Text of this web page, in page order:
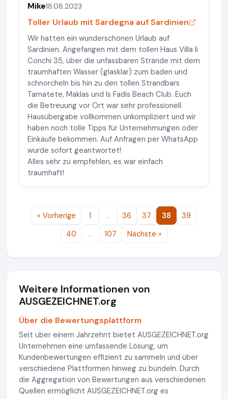
Mike18.08.2023
Toller Urlaub mit Sardegna auf Sardinien
Wir hatten ein wunderschönen Urlaub auf
Sardinien. Angefangen mit dem tollen Haus Villa li
Conchi 35, über die unfassbaren Strände mit dem
traumhaften Wasser (glasklar) zum baden und
schnorcheln bis hin zu den tollen Strandbars
Tamatete, Maklas und Is Fadis Beach Club. Euch
die Betreuung vor Ort war sehr professionell.
Hausübergabe vollkommen unkompliziert und wir
haben noch tolle Tipps für Unternehmungen oder
Einkäufe bekommen. Auf Anfragen per WhatsApp
wurde sofort geantwortet!
Alles sehr zu empfehlen, es war einfach
traumhaft!
« Vorherige 1 … 36 37 38
39
40
… 107 Nächste »
Weitere Informationen von
AUSGEZEICHNET.org
Über die Bewertungsplattform
Seit über einem Jahrzehnt bietet AUSGEZEICHNET.org
Unternehmen eine umfassende Lösung, um
Kundenbewertungen effizient zu sammeln und über
verschiedene Plattformen hinweg zu bündeln. Durch
die Aggregation von Bewertungen aus verschiedenen
Quellen ermöglicht AUSGEZEICHNET.org es